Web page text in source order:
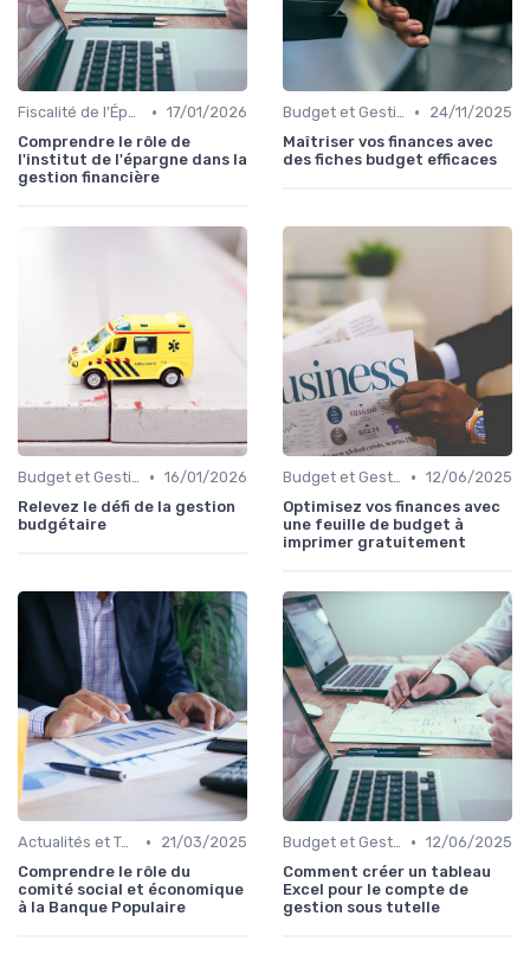
Fiscalité de l'Épargne • 17/01/2026
Comprendre le rôle de
l'institut de l'épargne dans la
gestion financière
Budget et Gestion des Finances Personnelles •
24/11/2025
Maîtriser vos finances avec
des fiches budget efficaces
Budget et Gestion des Finances Personnelles • 16/01/2026
Relevez le défi de la gestion
budgétaire
Budget et Gestion des Finances Personnelles • 12/06/2025
Optimisez vos finances avec
une feuille de budget à
imprimer gratuitement
Actualités et Tendances Économiques •
21/03/2025
Comprendre le rôle du
comité social et économique
à la Banque Populaire
Budget et Gestion des Finances Personnelles • 12/06/2025
Comment créer un tableau
Excel pour le compte de
gestion sous tutelle